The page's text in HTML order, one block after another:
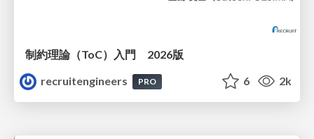
制約理論（ToC）入門 2026版
recruitengineers
PRO 6 2k